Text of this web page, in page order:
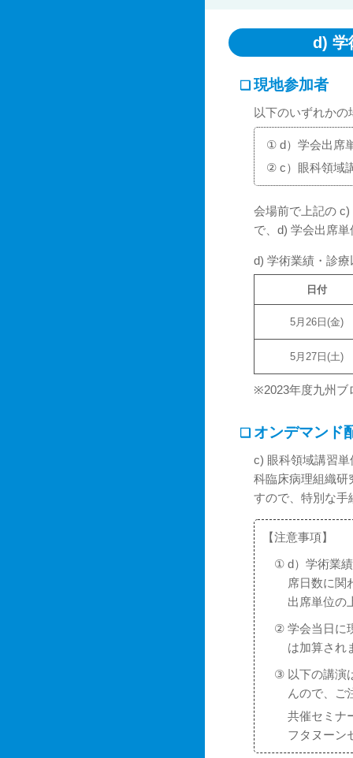
d) 学
❏ 現地参加者
以下のいずれか
① d）学会出席
② c）眼科領域
会場前で上記の
で、d) 学会出席
d) 学術業績・診
日付
5月26日(金)
5月27日(土)
※2023年度九州
❏ オンデマンド
c) 眼科領域講習
科臨床病理組織研
すので、特別な手
【注意事項】
① d）学術業
席日数に関
出席単位の
② 学会当日に
は加算され
③ 以下の講演
んので、ご
共催セミナ
フタヌーン